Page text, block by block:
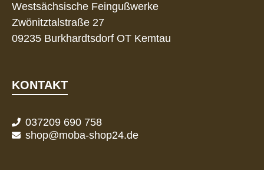
Westsächsische Feingußwerke
Zwönitztalstraße 27
09235 Burkhardtsdorf OT Kemtau
KONTAKT
037209 690 758
shop@moba-shop24.de